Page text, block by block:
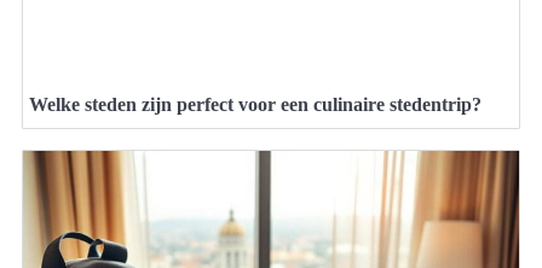
Welke steden zijn perfect voor een culinaire stedentrip?